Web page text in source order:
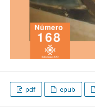
pdf epub